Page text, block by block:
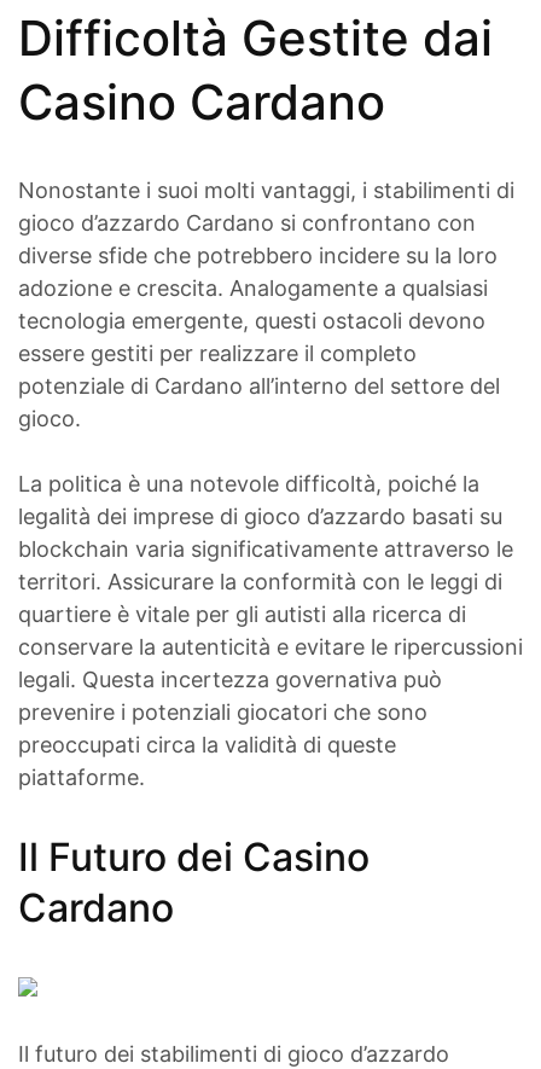
Difficoltà Gestite dai
Casino Cardano
Nonostante i suoi molti vantaggi, i stabilimenti di
gioco d’azzardo Cardano si confrontano con
diverse sfide che potrebbero incidere su la loro
adozione e crescita. Analogamente a qualsiasi
tecnologia emergente, questi ostacoli devono
essere gestiti per realizzare il completo
potenziale di Cardano all’interno del settore del
gioco.
La politica è una notevole difficoltà, poiché la
legalità dei imprese di gioco d’azzardo basati su
blockchain varia significativamente attraverso le
territori. Assicurare la conformità con le leggi di
quartiere è vitale per gli autisti alla ricerca di
conservare la autenticità e evitare le ripercussioni
legali. Questa incertezza governativa può
prevenire i potenziali giocatori che sono
preoccupati circa la validità di queste
piattaforme.
Il Futuro dei Casino
Cardano
Il futuro dei stabilimenti di gioco d’azzardo